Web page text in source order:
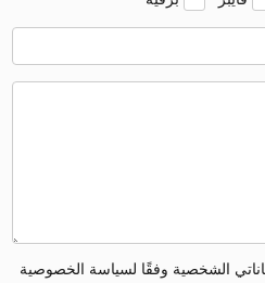
الشخصية وفقًا لسياسة الخصوصية